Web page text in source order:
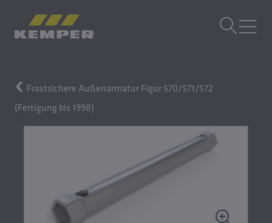
Gebäudetechnik
Gusstechnik
Walzprodukte
DE| CH Sprachwechsler
Frostsichere Außenarmatur Figur 570/571/572
(Fertigung bis 1998)